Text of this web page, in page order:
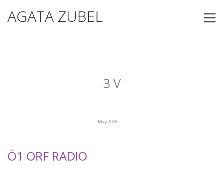
AGATA ZUBEL
3 V
May 2026
Ö1 ORF RADIO